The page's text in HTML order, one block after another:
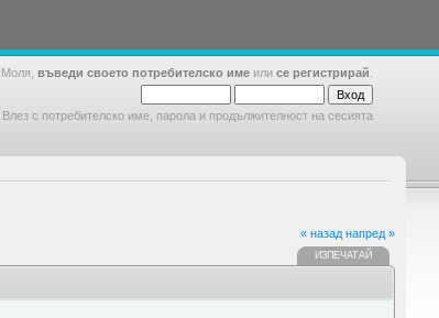
. Моля, въведи своето потребителско име или се регистрирай
Влез с потребителско име, парола и продължителност на сесията
« назад напред »
ИЗПЕЧАТАЙ